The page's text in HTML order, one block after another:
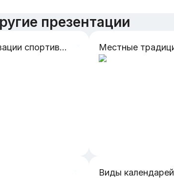
презентации
Программа организации спортивного праздника
Виды календарей